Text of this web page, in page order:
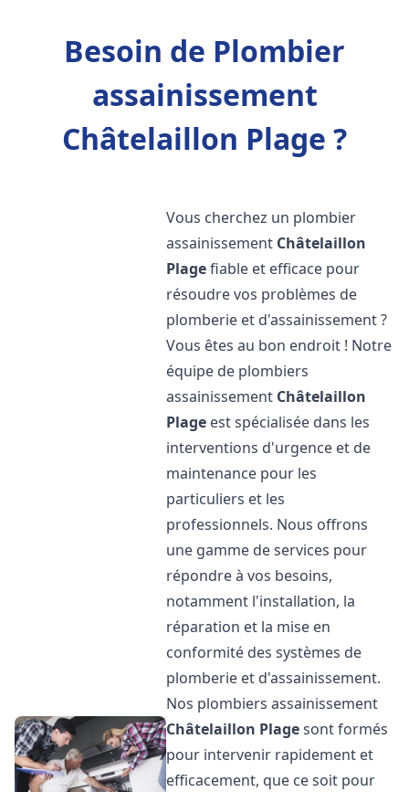
Besoin de Plombier
assainissement
Châtelaillon Plage ?
Vous cherchez un plombier
assainissement Châtelaillon
Plagefiable et efficace pour
résoudre vos problèmes de
plomberie et d'assainissement ?
Vous êtes au bon endroit ! Notre
équipe de plombiers
assainissement Châtelaillon
Plage est spécialisée dans les
interventions d'urgence et de
maintenance pour les
particuliers et les
professionnels. Nous offrons
une gamme de services pour
répondre à vos besoins,
notamment l'installation, la
réparation et la mise en
conformité des systèmes de
plomberie et d'assainissement.
Nos plombiers assainissement
Châtelaillon Plagesont formés
pour intervenir rapidement et
efficacement, que ce soit pour